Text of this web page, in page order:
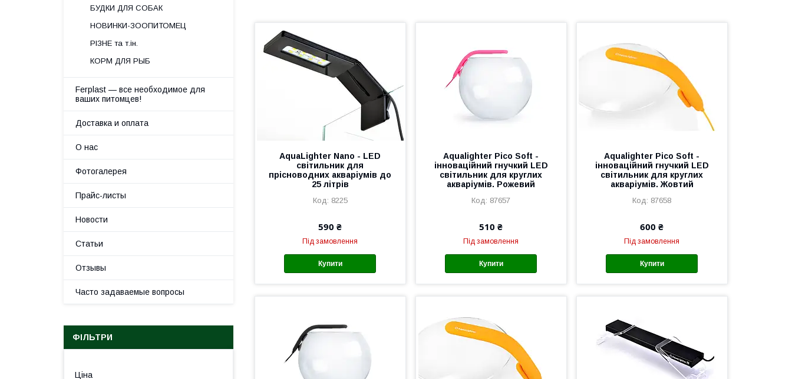
AquaLighter Nano - LED
світильник для
прісноводних акваріумів до
25 літрів
8225
590 ₴
Під замовлення
Купити
Aqualighter Pico Soft -
інноваційний гнучкий LED
світильник для круглих
акваріумів. Рожевий
87657
510 ₴
Під замовлення
Купити
Aqualighter Pico Soft -
інноваційний гнучкий LED
світильник для круглих
акваріумів. Жовтий
87658
600 ₴
Під замовлення
Купити
БУДКИ ДЛЯ СОБАК
НОВИНКИ-ЗООПИТОМЕЦ
РІЗНЕ та т.ін.
КОРМ ДЛЯ РЫБ
Ferplast — все необходимое для
ваших питомцев!
Доставка и оплата
О нас
Фотогалерея
Прайс-листы
Новости
Статьи
Отзывы
Часто задаваемые вопросы
ФІЛЬТРИ
Ціна